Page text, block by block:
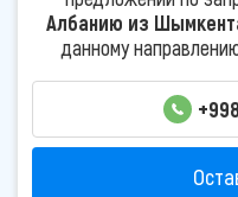
Албанию из
данному